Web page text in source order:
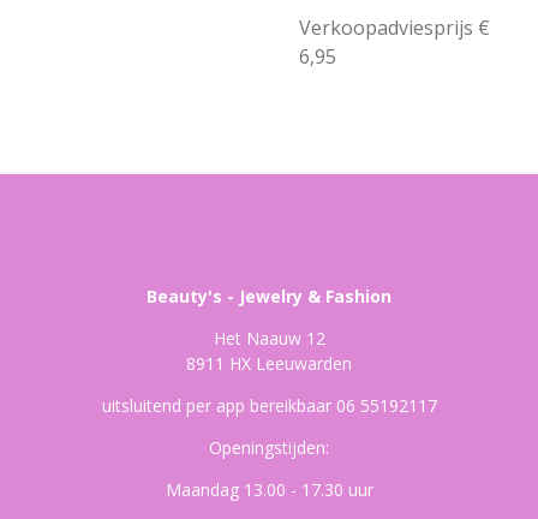
Verkoopadviesprijs €
6,95
Beauty's - Jewelry & Fashion
Het Naauw 12
8911 HX Leeuwarden
uitsluitend per app bereikbaar 06 55192117
Openingstijden:
Maandag 13.00 - 17.30 uur